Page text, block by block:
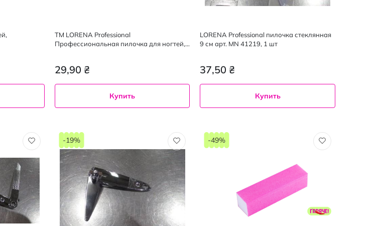
TM LORENA Professional
Профессиональная пилочка для ногтей,
29,90 ₴
Купить
LORENA Professional пилочка стеклянная
9 см арт. MN 41219, 1 шт
37,50 ₴
Купить
-19% -49%